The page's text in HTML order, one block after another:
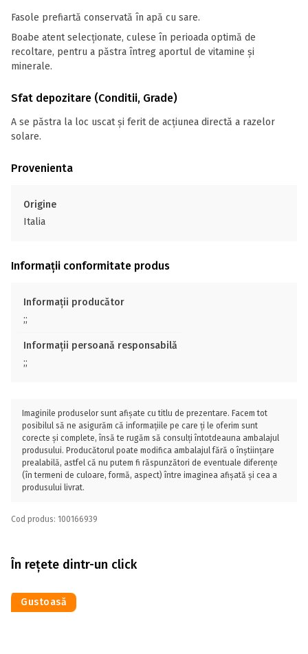
Fasole prefiartă conservată în apă cu sare.
Boabe atent selecționate, culese în perioada optimă de
recoltare, pentru a păstra întreg aportul de vitamine și
minerale.
Sfat depozitare (Conditii, Grade)
A se păstra la loc uscat și ferit de acțiunea directă a razelor
solare.
Provenienta
Origine
Italia
Informații conformitate produs
Informații producător
;;
Informații persoană responsabilă
;;
Imaginile produselor sunt afișate cu titlu de prezentare. Facem tot
posibilul să ne asigurăm că informațiile pe care ți le oferim sunt
corecte și complete, însă te rugăm să consulți întotdeauna ambalajul
produsului. Producătorul poate modifica ambalajul fără o înștiințare
prealabilă, astfel că nu putem fi răspunzători de eventuale diferențe
(în termeni de culoare, formă, aspect) între imaginea afișată și cea a
produsului livrat.
Cod produs: 100166939
În rețete dintr-un click
Gustoasă